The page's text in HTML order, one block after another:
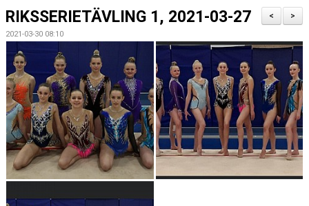
SGSF-PROFIL
TÄVLINGAR
MEDLEMSINFORMATION
UTMÄRKELSER
VISSELBLÅSARE
>
<
RIKSSERIETÄVLING 1, 2021-03-27
2021-03-30 08:10